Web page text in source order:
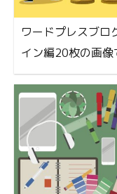
ワードプレスブロ
イン編20枚の画像